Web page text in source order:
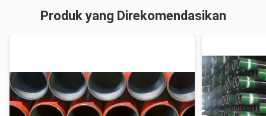
Produk yang Direkomendasikan